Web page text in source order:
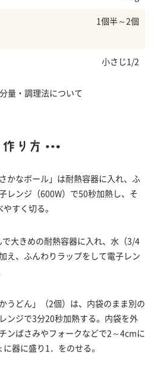
1個半～2個
小さじ1/2
量・調理法について
かなボール」は耐熱容器に入れ、ふ
レンジ（600W）で50秒加熱し、そ
すく切る。
大きめの耐熱容器に入れ、水（3/4
え、ふんわりラップをして電子レン
うどん」（2個）は、内袋のまま別の
ンジで3分20秒加熱する。内袋を外
ンばさみやフォークなどで2～4cmに
器に盛り1．をのせる。